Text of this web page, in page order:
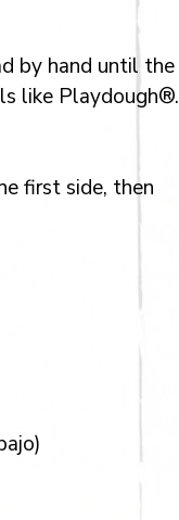
by hand until the
like Playdough®.
first side, then